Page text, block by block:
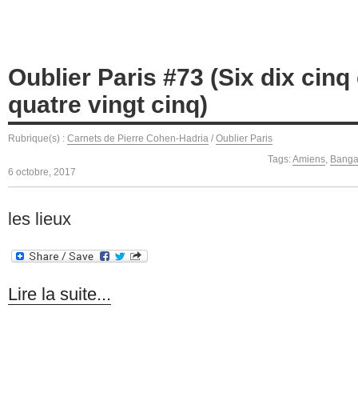
Oublier Paris #73 (Six dix
quatre vingt cinq)
Rubrique(s) : Carnets de Pierre Cohen-Hadria / Oublier Paris
Tags:Amiens,
6 octobre, 2017
les lieux
Lire la suite...